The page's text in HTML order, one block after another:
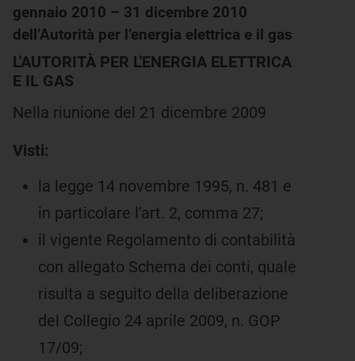
gennaio 2010 – 31 dicembre 2010
dell’Autorità per l’energia elettrica e il gas
L'AUTORITÀ PER L'ENERGIA ELETTRICA
E IL GAS
Nella riunione del 21 dicembre 2009
Visti:
la legge 14 novembre 1995, n. 481 e
in particolare l'art. 2, comma 27;
il vigente Regolamento di contabilità
con allegato Schema dei conti, quale
risulta a seguito della deliberazione
del Collegio 24 aprile 2009, n. GOP
17/09;